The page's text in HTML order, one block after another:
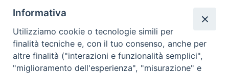
Giorni ed Orari Apertura Uffici:
Lunedì e Mercoledì ore 09:00 – 13:00
Uffici Matrimoni:
Lunedì e Mercoledì ore 09:30 – 12:30
Informativa
Utilizziamo cookie o tecnologie simili per
finalità tecniche e, con il tuo consenso, anche per
altre finalità ("interazioni e funzionalità semplici",
"miglioramento dell'esperienza", "misurazione" e